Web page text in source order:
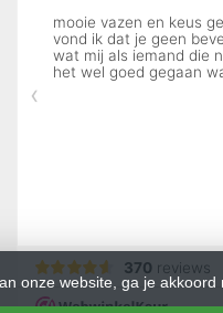
onze website, ga je